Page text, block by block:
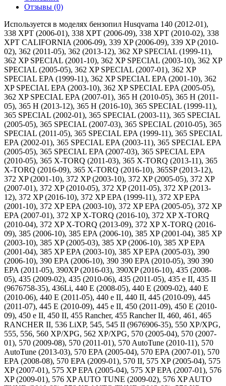
Отзывы (0)
Используется в моделях бензопил Husqvarna 140 (2012-01),
338 XPT (2006-01), 338 XPT (2006-09), 338 XPT (2010-02), 338
XPT CALIFORNIA (2006-09), 339 XP (2006-09), 339 XP (2010-
02), 362 (2011-05), 362 (2013-12), 362 XP SPECIAL (1999-11),
362 XP SPECIAL (2001-10), 362 XP SPECIAL (2003-10), 362 XP
SPECIAL (2005-05), 362 XP SPECIAL (2007-01), 362 XP
SPECIAL EPA (1999-11), 362 XP SPECIAL EPA (2001-10), 362
XP SPECIAL EPA (2003-10), 362 XP SPECIAL EPA (2005-05),
362 XP SPECIAL EPA (2007-01), 365 H (2010-05), 365 H (2011-
05), 365 H (2013-12), 365 H (2016-10), 365 SPECIAL (1999-11),
365 SPECIAL (2002-01), 365 SPECIAL (2003-11), 365 SPECIAL
(2005-05), 365 SPECIAL (2007-03), 365 SPECIAL (2010-05), 365
SPECIAL (2011-05), 365 SPECIAL EPA (1999-11), 365 SPECIAL
EPA (2002-01), 365 SPECIAL EPA (2003-11), 365 SPECIAL EPA
(2005-05), 365 SPECIAL EPA (2007-03), 365 SPECIAL EPA
(2010-05), 365 X-TORQ (2011-03), 365 X-TORQ (2013-11), 365
X-TORQ (2016-09), 365 X-TORQ (2016-10), 365SP (2013-12),
372 XP (2001-10), 372 XP (2003-10), 372 XP (2005-05), 372 XP
(2007-01), 372 XP (2010-05), 372 XP (2011-05), 372 XP (2013-
12), 372 XP (2016-10), 372 XP EPA (1999-11), 372 XP EPA
(2001-10), 372 XP EPA (2003-10), 372 XP EPA (2005-05), 372 XP
EPA (2007-01), 372 XP X-TORQ (2016-10), 372 XP X-TORQ
(2010-04), 372 XP X-TORQ (2013-09), 372 XP X-TORQ (2016-
09), 385 (2006-10), 385 EPA (2006-10), 385 XP (2001-04), 385 XP
(2003-10), 385 XP (2005-03), 385 XP (2006-10), 385 XP EPA
(2001-04), 385 XP EPA (2003-10), 385 XP EPA (2005-03), 390
(2006-10), 390 EPA (2006-10), 390 390 EPA (2010-05), 390 390
EPA (2011-05), 390XP (2016-03), 390XP (2016-10), 435 (2008-
05), 435 (2009-02), 435 (2010-06), 435 (2011-05), 435 e II, 435 II
(9676758-35), 436Li, 440 E (2008-05), 440 E (2009-02), 440 E
(2010-06), 440 E (2011-05), 440 e II, 440 II, 445 (2010-09), 445
(2011-07), 445 E (2010-09), 445 e II, 450 (2011-09), 450 E (2010-
09), 450 e II, 450 II, 455 Rancher, 455 Rancher II, 460, 461, 465
RANCHER II, 536 LiXP, 545, 545 II (9676906-35), 550 XP/XPG,
555, 556, 560 XP/XPG, 562 XP/XPG, 570 (2005-04), 570 (2007-
01), 570 (2009-08), 570 (2011-01), 570 AutoTune (2010-11), 570
AutoTune (2013-03), 570 EPA (2005-04), 570 EPA (2007-01), 570
EPA (2008-08), 570 EPA (2009-01), 570 II, 575 XP (2005-04), 575
XP (2007-01), 575 XP EPA (2005-04), 575 XP EPA (2007-01), 576
XP (2009-01), 576 XP AUTO TUNE (2009-02), 576 XP AUTO